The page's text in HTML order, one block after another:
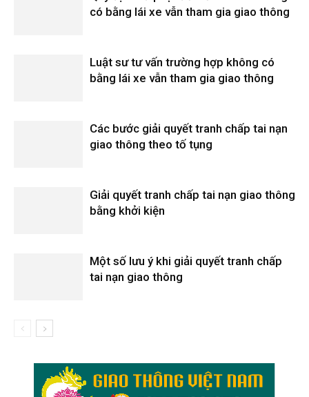
có bằng lái xe vẫn tham gia giao thông
Luật sư tư vấn trường hợp không có
bằng lái xe vẫn tham gia giao thông
Các bước giải quyết tranh chấp tai nạn
giao thông theo tố tụng
Giải quyết tranh chấp tai nạn giao thông
bằng khởi kiện
Một số lưu ý khi giải quyết tranh chấp
tai nạn giao thông